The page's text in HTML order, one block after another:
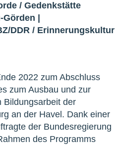
/ Gedenkstätte
Görden |
DDR / Erinnerungskultur
2022 zum Abschluss
zum Ausbau und zur
Bildungsarbeit der
an der Havel. Dank einer
der Bundesregierung
des Programms